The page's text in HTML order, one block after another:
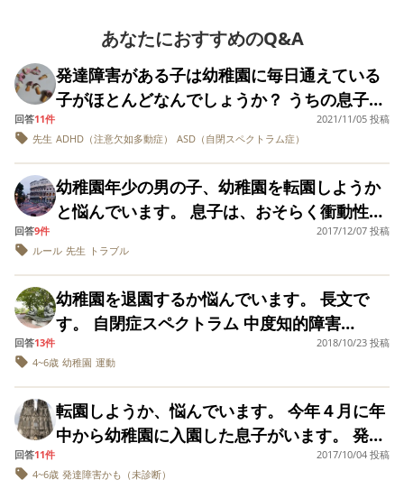
き留められる可能性
もあるとは思うけ
ど、何が大切なの
か？子供の良い笑顔
が見れるのはどちら
なのか？ を良く考え
てみられては？ と仰
の言葉を重く受け止
め、子供に無理をさ
せていたと反省し、
沢山の笑顔が見られ
る場所にと療育園へ
の転園を決意しまし
行き、手厚く丁寧な
保育にとても良い印
象を持ちました。 た
だ、お友達からの刺
激やコミュニケーシ
ョンなどは確かに弱
仰る通り物足りなく
なる可能性はあるか
な、とは感じまし
た。 今の決意のまま
療育園へ転園する
か？ 他の遊び中心の
しく、その場は普通
にしていましたが、
帰ってからは涙が出
ました。 幼稚園の先
生方はよくしてくだ
す。親身にもなって
い言葉も愛情を持っ
て言ってくださいま
す。 ただ、息子にと
っては求められる水
保育園に3歳の空きが
出ていて、そこには
特別支援枠の先生が
おられました。(資格
に甘え、穏やかにニ
コニコ遊んだり休憩
をとったり、自分の
に取り組んでいまし
あなたにおすすめのQ&A
発達障害がある子は幼稚園に毎日通えている
子がほとんどなんでしょうか？ うちの息子は
年少の時に発達障害がわかりました。(ADHD
と自閉スペクトラム症) 年少の時にお昼ご飯
ると行動が荒くなることが多く本人も辛そう
だと幼稚園から指摘されて、年少の途中から
午前で帰る(迎えに行く)状況になりました。
そして、現在の年中では幼稚園から登園日数
を減らしてほしいといわれ(言われたのは年少
の2月ぐらい)週2回午前中だけ通っています。
その他の平日は児発を利用しています。 来年
度は年長なので就学のことも考えてスケジュ
ールを組みたいと思っています。 先日心理士
さんに相談したら、幼稚園にもっと長く、日
数も増やして通えるようになると良いとアド
バイスをもらいました。 うちの息子のような
回答11件
2021/11/05 投稿
先生 ADHD（注意欠如多動症） ASD（自閉スペクトラム症）
幼稚園年少の男の子、幼稚園を転園しようか
と悩んでいます。 息子は、おそらく衝動性と
多動傾向があるＡＤＨＤ。 アスペルガー要素
も強い様子で、自分のルールや遊び方へのこ
ちを押したりたたいたりしてしまう他害があ
ります。 幼稚園申し込み時点では、発達障害
とわからなかったため、 自由保育の私立幼稚
園を選んでしまいました･･･。 ほとんどが、
園児が自由に遊ぶ時間で、いつでもどこで
も、子どもたちが走り回っており、 １日中、
かな～り騒々しいです。 （一応、なんとなく
の設定保育時間もあるのですが、やりたくな
回答9件
2017/12/07 投稿
ルール 先生 トラブル
幼稚園を退園するか悩んでいます。 長文で
す。 自閉症スペクトラム 中度知的障害
(DQ38)の年中の息子がおります。 療育からの
薦めで未就園クラスから年中で入園しまし
ます。 言葉はほとんど出ておらず、少ないジ
ェスチャーやクレーンで希望を伝えていま
す。 とにかく自閉症の特徴か、興味の無いこ
回答13件
2018/10/23 投稿
4~6歳 幼稚園 運動
転園しようか、悩んでいます。 今年４月に年
中から幼稚園に入園した息子がいます。 発達
障害の疑いもあるのですが、発達検査の結果
はグレーゾーンの経過観察ということで、専
回答11件
2017/10/04 投稿
4~6歳 発達障害かも（未診断）